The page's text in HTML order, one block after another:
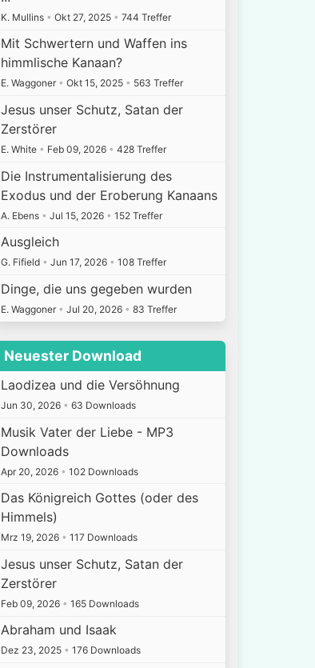
K. Mullins • Okt 27, 2025 • 744 Treffer
Mit Schwertern und Waffen ins
himmlische Kanaan?
E. Waggoner • Okt 15, 2025 • 563 Treffer
Jesus unser Schutz, Satan der
Zerstörer
E. White • Feb 09, 2026 • 428 Treffer
Die Instrumentalisierung des
Exodus und der Eroberung Kanaans
A. Ebens • Jul 15, 2026 • 152 Treffer
Ausgleich
G. Fifield • Jun 17, 2026 • 108 Treffer
Dinge, die uns gegeben wurden
E. Waggoner • Jul 20, 2026 • 83 Treffer
Neuester Download
Laodizea und die Versöhnung
Jun 30, 2026 • 63 Downloads
Musik Vater der Liebe - MP3
Downloads
Apr 20, 2026 • 102 Downloads
Das Königreich Gottes (oder des
Himmels)
Mrz 19, 2026 • 117 Downloads
Jesus unser Schutz, Satan der
Zerstörer
Feb 09, 2026 • 165 Downloads
Abraham und Isaak
Dez 23, 2025 • 176 Downloads